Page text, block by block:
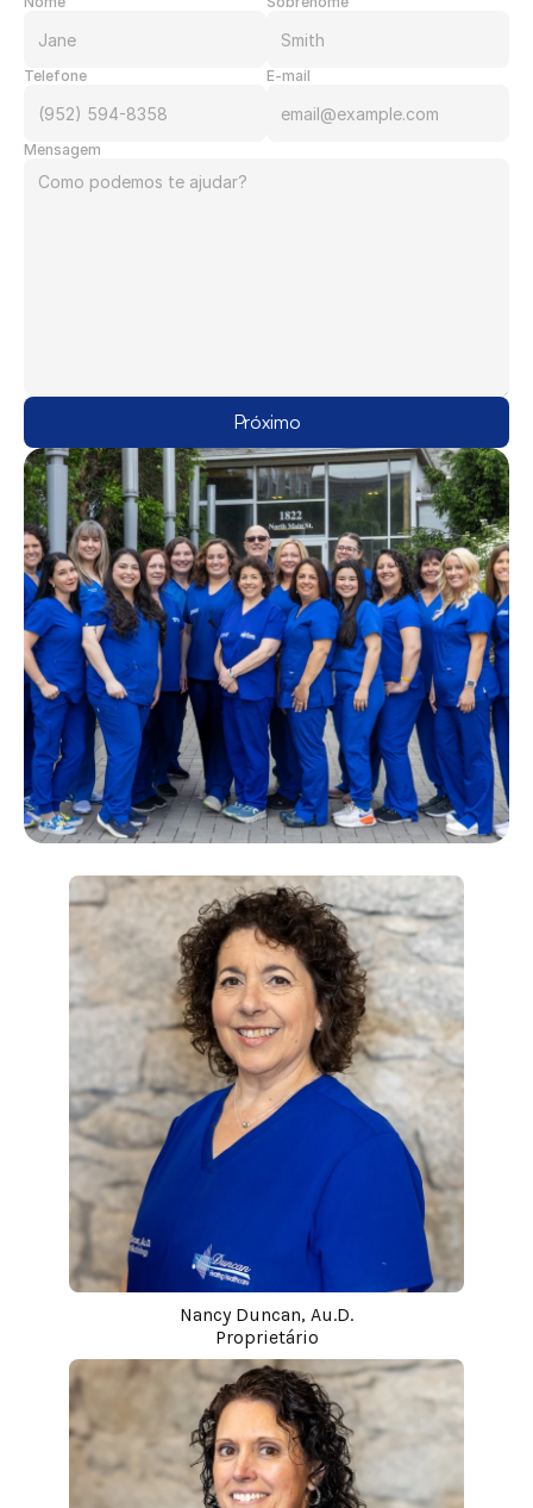
Telefone E-mail
Mensagem
Próximo
Nancy Duncan, Au.D.
Proprietário